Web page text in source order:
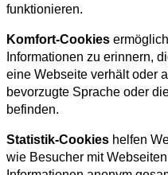
funktionieren.
Komfort-Cookies
Informationen zu erinnern,
eine Webseite verhält oder
bevorzugte Sprache oder
befinden.
Statistik-Cookies helfen
wie Besucher mit